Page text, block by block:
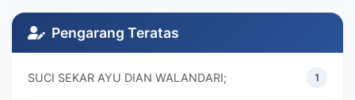
Pengarang Teratas
SUCI SEKAR AYU DIAN WALANDARI; 1